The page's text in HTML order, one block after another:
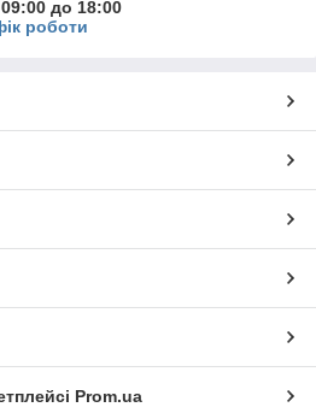
до 18:00
роботи
Prom.ua